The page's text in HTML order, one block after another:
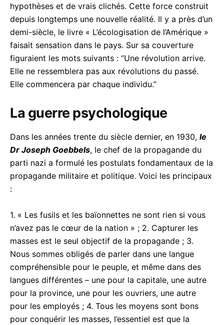
hypothèses et de vrais clichés. Cette force construit
depuis longtemps une nouvelle réalité. Il y a près d’un
demi-siècle, le livre « L’écologisation de l’Amérique »
faisait sensation dans le pays. Sur sa couverture
figuraient les mots suivants : “Une révolution arrive.
Elle ne ressemblera pas aux révolutions du passé.
Elle commencera par chaque individu.”
La guerre psychologique
Dans les années trente du siècle dernier, en 1930, le
Dr Joseph Goebbels, le chef de la propagande du
parti nazi a formulé les postulats fondamentaux de la
propagande militaire et politique. Voici les principaux
:
1. « Les fusils et les baïonnettes ne sont rien si vous
n’avez pas le cœur de la nation » ; 2. Capturer les
masses est le seul objectif de la propagande ; 3.
Nous sommes obligés de parler dans une langue
compréhensible pour le peuple, et même dans des
langues différentes – une pour la capitale, une autre
pour la province, une pour les ouvriers, une autre
pour les employés ; 4. Tous les moyens sont bons
pour conquérir les masses, l’essentiel est que la